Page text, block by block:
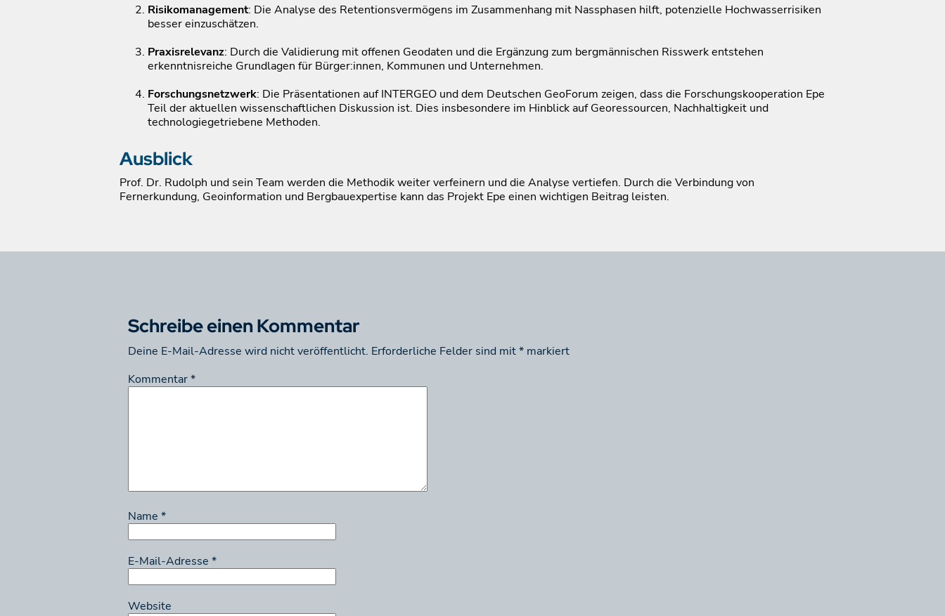
Risikomanagement: Die Analyse des Retentionsvermögens im Zusammenhang mit Nassphasen hilft, potenzielle Hochwasserrisiken
besser einzuschätzen.
Praxisrelevanz: Durch die Validierung mit offenen Geodaten und die Ergänzung zum bergmännischen Risswerk entstehen
erkenntnisreiche Grundlagen für Bürger:innen, Kommunen und Unternehmen.
Forschungsnetzwerk: Die Präsentationen auf INTERGEO und dem Deutschen GeoForum zeigen, dass die Forschungskooperation Epe
Teil der aktuellen wissenschaftlichen Diskussion ist. Dies insbesondere im Hinblick auf Georessourcen, Nachhaltigkeit und
technologiegetriebene Methoden.
Ausblick
Prof. Dr. Rudolph und sein Team werden die Methodik weiter verfeinern und die Analyse vertiefen. Durch die Verbindung von
Fernerkundung, Geoinformation und Bergbauexpertise kann das Projekt Epe einen wichtigen Beitrag leisten.
Schreibe einen Kommentar
Deine E-Mail-Adresse wird nicht veröffentlicht. Erforderliche Felder sind mit* markiert
Kommentar*
Name*
E-Mail-Adresse*
Website